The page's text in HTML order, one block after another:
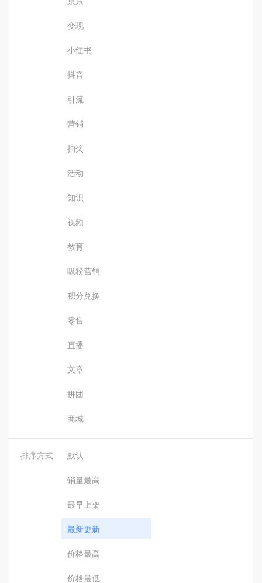
变现
小红书
抖音
引流
营销
抽奖
活动
知识
视频
教育
吸粉营销
积分兑换
零售
直播
文章
拼团
商城
排序方式 默认
销量最高
最早上架
最新更新
价格最高
价格最低